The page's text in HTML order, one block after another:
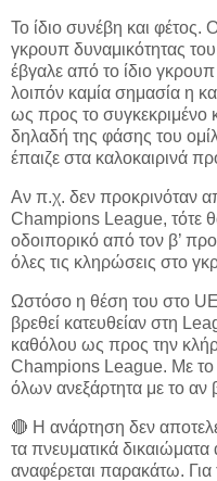
Το ίδιο συνέβη και φέτος.
γκρουπ δυναμικότητας
έβγαλε από το ίδιο
λοιπόν καμία σημασία η
ως προς το συγκεκριμένο
δηλαδή της φάσης του
έπαιζε στα καλοκαιρινά
Αν π.χ. δεν προκρινόταν
Champions League, τότε
οδοιπορικό από τον β’
όλες τις κληρώσεις στο
Ωστόσο η θέση του στο
βρεθεί κατευθείαν στη
καθόλου ως προς την
Champions League. Με το
όλων ανεξάρτητα με το αν
🔴 Η ανάρτηση δεν
τα πνευματικά
αναφέρεται παρακάτω.